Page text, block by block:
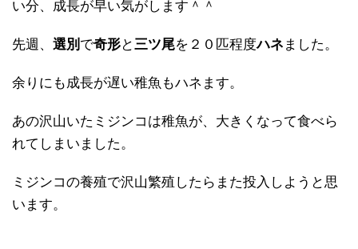
い分、成長が早い気がします＾＾
先週、 選別 で奇形と 三ツ尾を２０匹程度ハネ ました。
余りにも成長が遅い稚魚もハネます。
あの沢山いたミジンコは稚魚が、大きくなって食べら
れてしまいました。
ミジンコの養殖で沢山繁殖したらまた投入しようと思
います。